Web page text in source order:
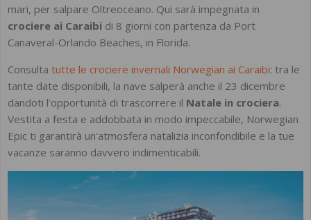
mari, per salpare Oltreoceano. Qui sarà impegnata in
crociere ai Caraibi di 8 giorni con partenza da Port
Canaveral-Orlando Beaches, in Florida.
Consulta tutte le crociere invernali Norwegian ai Caraibi: tra le
tante date disponibili, la nave salperà anche il 23 dicembre
dandoti l’opportunità di trascorrere il Natale in crociera.
Vestita a festa e addobbata in modo impeccabile, Norwegian
Epic ti garantirà un’atmosfera natalizia inconfondibile e la tue
vacanze saranno davvero indimenticabili.